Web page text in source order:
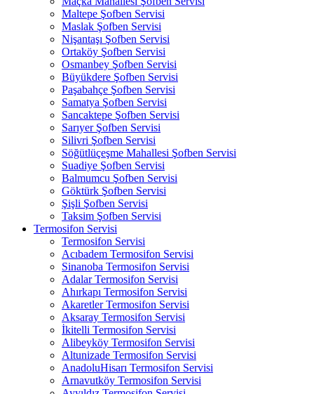
Maltepe Şofben Servisi
Maslak Şofben Servisi
Nişantaşı Şofben Servisi
Ortaköy Şofben Servisi
Osmanbey Şofben Servisi
Büyükdere Şofben Servisi
Paşabahçe Şofben Servisi
Samatya Şofben Servisi
Sancaktepe Şofben Servisi
Sarıyer Şofben Servisi
Silivri Şofben Servisi
Söğütlüçeşme Mahallesi Şofben Servisi
Suadiye Şofben Servisi
Balmumcu Şofben Servisi
Göktürk Şofben Servisi
Şişli Şofben Servisi
Taksim Şofben Servisi
Termosifon Servisi
Termosifon Servisi
Acıbadem Termosifon Servisi
Sinanoba Termosifon Servisi
Adalar Termosifon Servisi
Ahırkapı Termosifon Servisi
Akaretler Termosifon Servisi
Aksaray Termosifon Servisi
İkitelli Termosifon Servisi
Alibeyköy Termosifon Servisi
Altunizade Termosifon Servisi
AnadoluHisarı Termosifon Servisi
Arnavutköy Termosifon Servisi